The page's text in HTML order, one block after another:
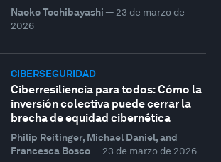
Naoko Tochibayashi — 23 de marzo de
2026
CIBERSEGURIDAD
Ciberresiliencia para todos: Cómo la
inversión colectiva puede cerrar la
brecha de equidad cibernética
Philip Reitinger, Michael Daniel, and
Francesca Bosco— 23 de marzo de 2026